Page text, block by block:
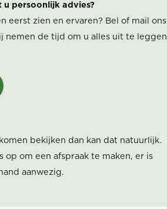
persoonlijk advies?
eerst zien en ervaren? Bel of mail ons
nemen de tijd om u alles uit te leggen
bekijken dan kan dat natuurlijk.
op om een afspraak te maken, er is
aanwezig.